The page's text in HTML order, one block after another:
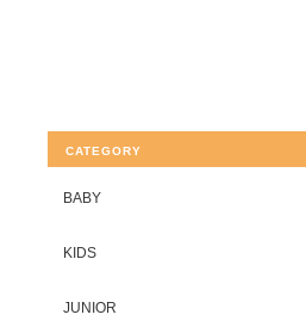
CATEGORY
BABY
KIDS
JUNIOR